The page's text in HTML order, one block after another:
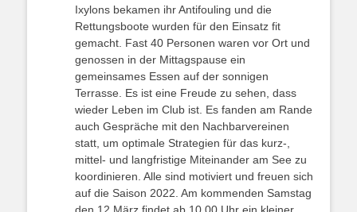
Ixylons bekamen ihr Antifouling und die
Rettungsboote wurden für den Einsatz fit
gemacht. Fast 40 Personen waren vor Ort und
genossen in der Mittagspause ein
gemeinsames Essen auf der sonnigen
Terrasse. Es ist eine Freude zu sehen, dass
wieder Leben im Club ist. Es fanden am Rande
auch Gespräche mit den Nachbarvereinen
statt, um optimale Strategien für das kurz-,
mittel- und langfristige Miteinander am See zu
koordinieren. Alle sind motiviert und freuen sich
auf die Saison 2022. Am kommenden Samstag